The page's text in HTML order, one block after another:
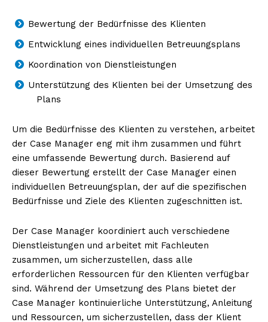
Bewertung der Bedürfnisse des Klienten
Entwicklung eines individuellen Betreuungsplans
Koordination von Dienstleistungen
Unterstützung des Klienten bei der Umsetzung des
Plans
Um die Bedürfnisse des Klienten zu verstehen, arbeitet
der Case Manager eng mit ihm zusammen und führt
eine umfassende Bewertung durch. Basierend auf
dieser Bewertung erstellt der Case Manager einen
individuellen Betreuungsplan, der auf die spezifischen
Bedürfnisse und Ziele des Klienten zugeschnitten ist.
Der Case Manager koordiniert auch verschiedene
Dienstleistungen und arbeitet mit Fachleuten
zusammen, um sicherzustellen, dass alle
erforderlichen Ressourcen für den Klienten verfügbar
sind. Während der Umsetzung des Plans bietet der
Case Manager kontinuierliche Unterstützung, Anleitung
und Ressourcen, um sicherzustellen, dass der Klient